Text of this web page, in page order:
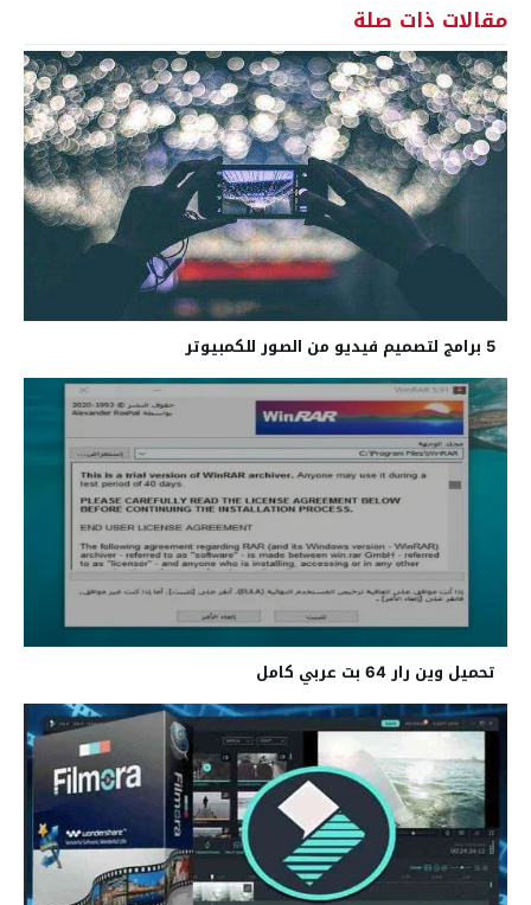
مقالات ذات صلة
5 برامج لتصميم فيديو من الصور للكمبيوتر
تحميل وين رار 64 بت عربي كامل